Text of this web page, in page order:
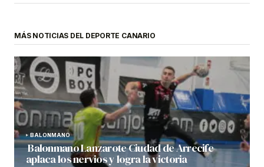
MÁS NOTICIAS DEL DEPORTE CANARIO
BALONMANO
Balonmano Lanzarote Ciudad de Arrecife
aplaca los nervios y logra la victoria